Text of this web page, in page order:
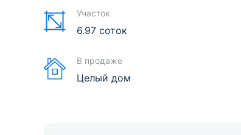
Участок
6.97 соток
В продаже
Целый дом